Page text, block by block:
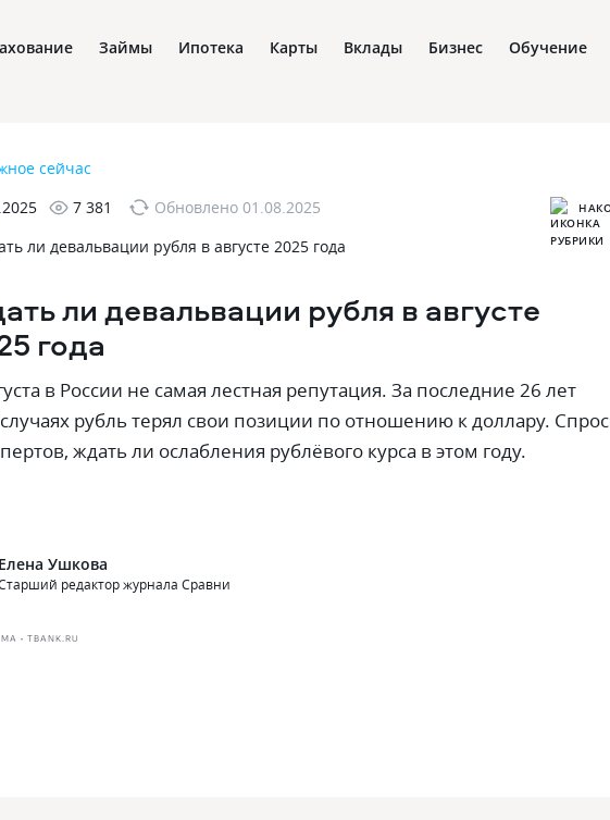
Займы Ипотека Карты Вклады Бизнес Обучение
сейчас
7 381 Обновлено 01.08.2025
ли девальвации рубля в августе
года
в России не самая лестная репутация. За последние 26 лет
рубль терял свои позиции по отношению к доллару.
ждать ли ослабления рублёвого курса в этом году.
Елена Ушкова
редактор журнала Сравни
• TBANK.RU